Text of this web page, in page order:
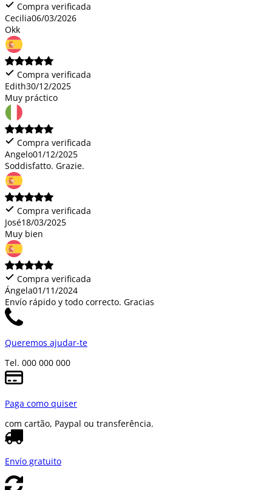
Compra verificada
Cecilia06/03/2026
Okk
Compra verificada
Edith30/12/2025
Muy práctico
Compra verificada
Angelo01/12/2025
Soddisfatto. Grazie.
Compra verificada
José18/03/2025
Muy bien
Compra verificada
Ángela01/11/2024
Envío rápido y todo correcto. Gracias
Queremos ajudar-te
Tel. 000 000 000
Paga como quiser
com cartão, Paypal ou transferência.
Envío gratuito